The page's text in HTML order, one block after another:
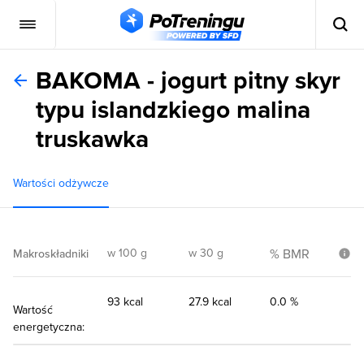
BAKOMA - jogurt pitny skyr
typu islandzkiego malina
truskawka
Wartości odżywcze
Makroskładniki w 100 g w 30 g % BMR
Wartość
energetyczna:
93 kcal 27.9 kcal 0.0 %